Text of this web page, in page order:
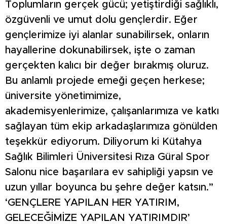
Toplumların gerçek gücü; yetiştirdiği sağlıklı,
özgüvenli ve umut dolu gençlerdir. Eğer
gençlerimize iyi alanlar sunabilirsek, onların
hayallerine dokunabilirsek, işte o zaman
gerçekten kalıcı bir değer bırakmış oluruz.
Bu anlamlı projede emeği geçen herkese;
üniversite yönetimimize,
akademisyenlerimize, çalışanlarımıza ve katkı
sağlayan tüm ekip arkadaşlarımıza gönülden
teşekkür ediyorum. Diliyorum ki Kütahya
Sağlık Bilimleri Üniversitesi Rıza Güral Spor
Salonu nice başarılara ev sahipliği yapsın ve
uzun yıllar boyunca bu şehre değer katsın.”
‘GENÇLERE YAPILAN HER YATIRIM,
GELECEĞİMİZE YAPILAN YATIRIMDIR’